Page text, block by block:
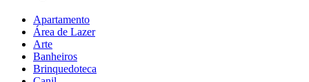
Apartamento
Área de Lazer
Arte
Banheiros
Brinquedoteca